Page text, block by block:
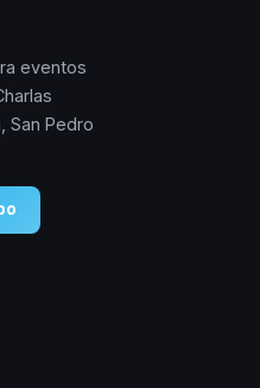
eventos
San Pedro